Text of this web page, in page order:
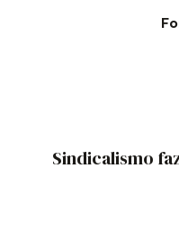
Sindicalismo